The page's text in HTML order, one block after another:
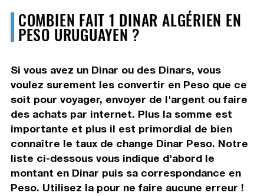
COMBIEN FAIT 1 DINAR ALGÉRIEN EN
PESO URUGUAYEN ?
Si vous avez un Dinar ou des Dinars, vous
voulez surement les convertir en Peso que ce
soit pour voyager, envoyer de l'argent ou faire
des achats par internet. Plus la somme est
importante et plus il est primordial de bien
connaître le taux de change Dinar Peso. Notre
liste ci-dessous vous indique d'abord le
montant en Dinar puis sa correspondance en
Peso. Utilisez la pour ne faire aucune erreur !